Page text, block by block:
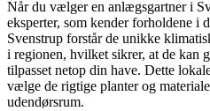
Når du vælger en anlægsgartner i
eksperter, som kender forholdene i
Svenstrup forstår de unikke
i regionen, hvilket sikrer, at de kan
tilpasset netop din have. Dette
vælge de rigtige planter og
udendørsrum.